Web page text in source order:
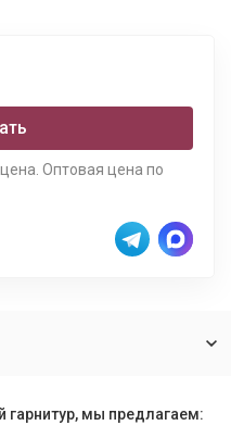
Оптовая цена по
гарнитур, мы предлагаем: